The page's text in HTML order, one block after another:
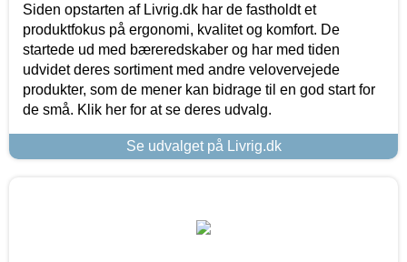
Siden opstarten af Livrig.dk har de fastholdt et
produktfokus på ergonomi, kvalitet og komfort. De
startede ud med bæreredskaber og har med tiden
udvidet deres sortiment med andre velovervejede
produkter, som de mener kan bidrage til en god start for
de små. Klik her for at se deres udvalg.
Se udvalget på Livrig.dk